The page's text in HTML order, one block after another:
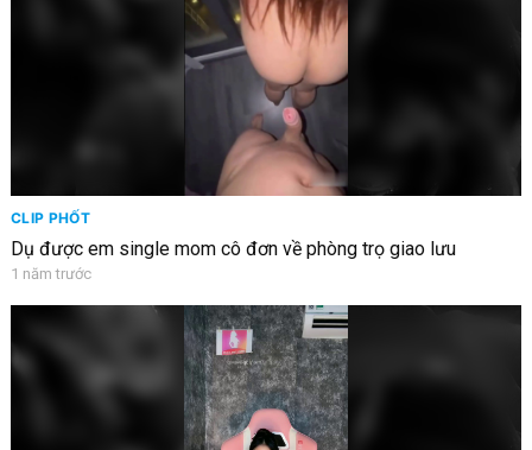
CLIP PHỐT
Dụ được em single mom cô đơn về phòng trọ giao lưu
1 năm trước